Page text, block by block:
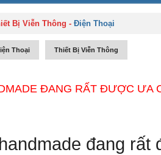
Bị Viễn Thông -Điện Thoại
Thoại Thiết Bị Viễn Thông
ĐANG RẤT ĐƯỢC ƯA
đang